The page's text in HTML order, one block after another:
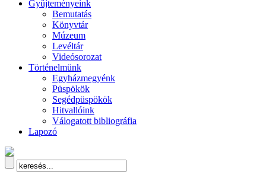
Gyűjteményeink
Bemutatás
Könyvtár
Múzeum
Levéltár
Videósorozat
Történelmünk
Egyházmegyénk
Püspökök
Segédpüspökök
Hitvallóink
Válogatott bibliográfia
Lapozó